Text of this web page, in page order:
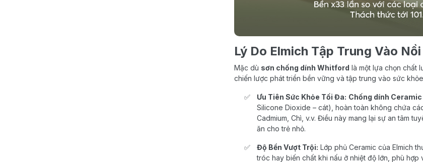
Lý Do Elmich Tập Trung Vào
Mặc dù sơn chống dính Whitford là một lựa chọn chất
chiến lược phát triển bền vững và tập trung vào sức
Ưu Tiên Sức Khỏe Tối Đa: Chống dính Ceramic
Silicone Dioxide – cát), hoàn toàn không chứa
Cadmium, Chì, v.v. Điều này mang lại sự an tâm
ăn cho trẻ nhỏ.
Độ Bền Vượt Trội: Lớp phủ Ceramic của Elmich
tróc hay biến chất khi nấu ở nhiệt độ lớn, phù